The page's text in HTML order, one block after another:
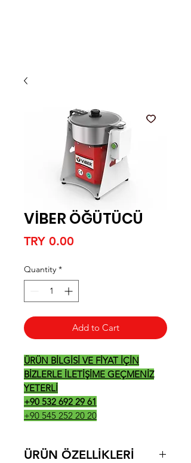
VİBER ÖĞÜTÜCÜ
TRY 0.00
Quantity *
Add to Cart
ÜRÜN BİLGİSİ VE FİYAT İÇİN
BİZLERLE İLETİŞİME GEÇMENİZ
YETERLİ
+90 532 692 29 61
+90 545 252 20 20
ÜRÜN ÖZELLİKLERİ